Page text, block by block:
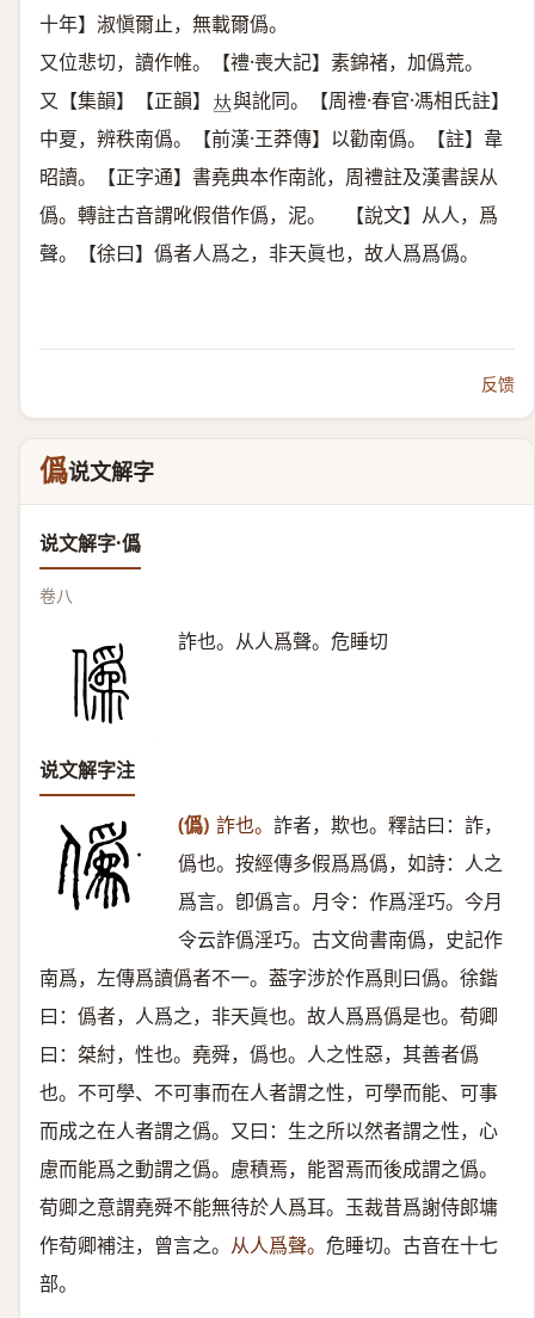
十年】淑愼爾止，無載爾僞。
又位悲切，讀作帷。【禮·喪大記】素錦褚，加僞荒。
又【集韻】【正韻】 𠀤與訛同。【周禮·春官·馮相氏註】
中夏，辨秩南僞。【前漢·王莽傳】以勸南僞。【註】韋
昭讀。【正字通】書堯典本作南訛，周禮註及漢書誤从
僞。轉註古音謂吪假借作僞，泥。 【說文】从人，爲
聲。【徐曰】僞者人爲之，非天眞也，故人爲爲僞。
反馈
僞说文解字
说文解字·僞
卷八
詐也。从人爲聲。危睡切
说文解字注
(僞) 詐也。 詐者，欺也。釋詁曰：詐，
僞也。按經傳多假爲爲僞，如詩：人之
爲言。卽僞言。月令：作爲淫巧。今月
令云詐僞淫巧。古文尙書南僞，史記作
南爲，左傳爲讀僞者不一。葢字涉於作爲則曰僞。徐鍇
曰：僞者，人爲之，非天眞也。故人爲爲僞是也。荀卿
曰：桀紂，性也。堯舜，僞也。人之性惡，其善者僞
也。不可學、不可事而在人者謂之性，可學而能、可事
而成之在人者謂之僞。又曰：生之所以然者謂之性，心
慮而能爲之動謂之僞。慮積焉，能習焉而後成謂之僞。
荀卿之意謂堯舜不能無待於人爲耳。玉裁昔爲謝侍郞墉
作荀卿補注，曾言之。 从人爲聲。 危睡切。古音在十七
部。